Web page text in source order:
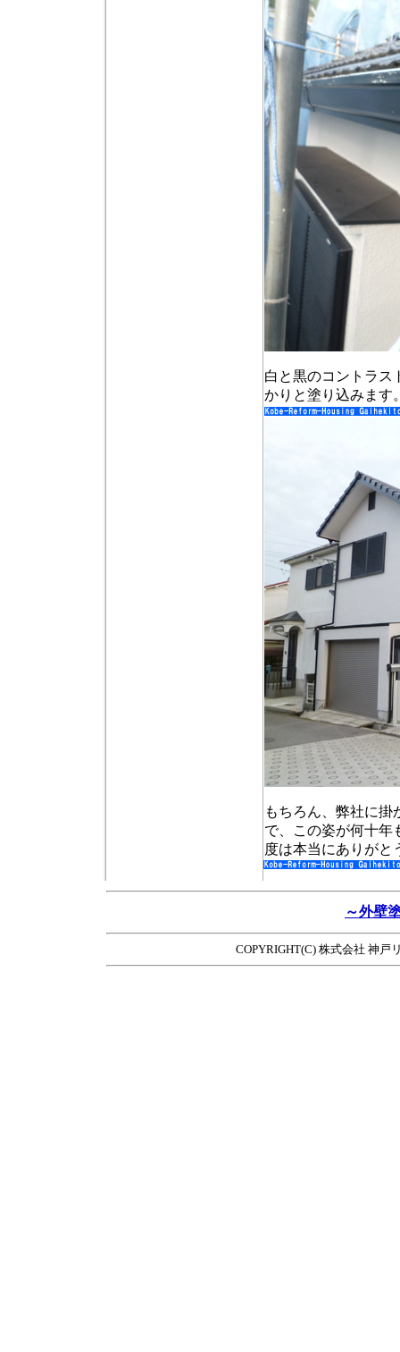
白と黒のコントラス
かりと塗り込みます
もちろん、弊社に
で、この姿が何十年
度は本当にありがと
～外壁
COPYRIGHT(C) 株式会社 神戸